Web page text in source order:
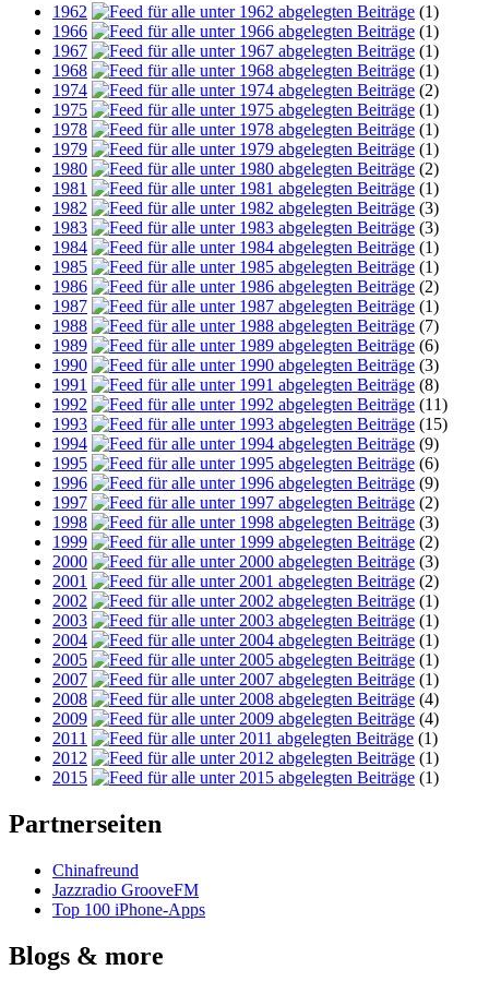
1962
(1)
1966
(1)
1967
(1)
1968
(1)
1974
(2)
1975
(1)
1978
(1)
1979
(1)
1980
(2)
1981
(1)
1982
(3)
1983
(3)
1984
(1)
1985
(1)
1986
(2)
1987
(1)
1988
(7)
1989
(6)
1990
(3)
1991
(8)
1992
(11)
1993
(15)
1994
(9)
1995
(6)
1996
(9)
1997
(2)
1998
(3)
1999
(2)
2000
(3)
2001
(2)
2002
(1)
2003
(1)
2004
(1)
2005
(1)
2007
(1)
2008
(4)
2009
(4)
2011
(1)
2012
(1)
2015
(1)
Partnerseiten
Chinafreund
Jazzradio GrooveFM
Top 100 iPhone-Apps
Blogs & more